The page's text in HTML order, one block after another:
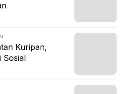
Kuripan,
Sosial